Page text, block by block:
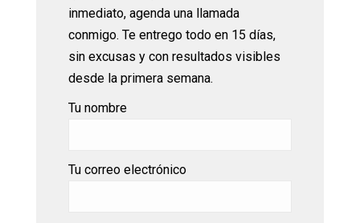
inmediato, agenda una llamada
conmigo. Te entrego todo en 15 días,
sin excusas y con resultados visibles
desde la primera semana.
Tu nombre
Tu correo electrónico